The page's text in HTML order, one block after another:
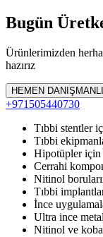
Bugün
Ürünlerimizden
hazırız
HEMEN
+971505440730
Tıbbi stentler
Tıbbi
Hipotüpler için
Cerrahi
Nitinol
Tıbbi
İnce
Ultra ince
Nitinol ve